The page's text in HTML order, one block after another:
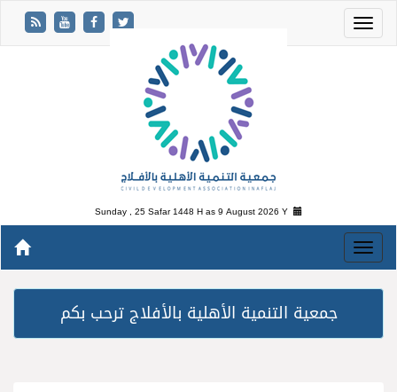
Sunday , 25 Safar 1448 H as9 August 2026 Y
جمعية التنمية الأهلية بالأفلاج ترحب بكم